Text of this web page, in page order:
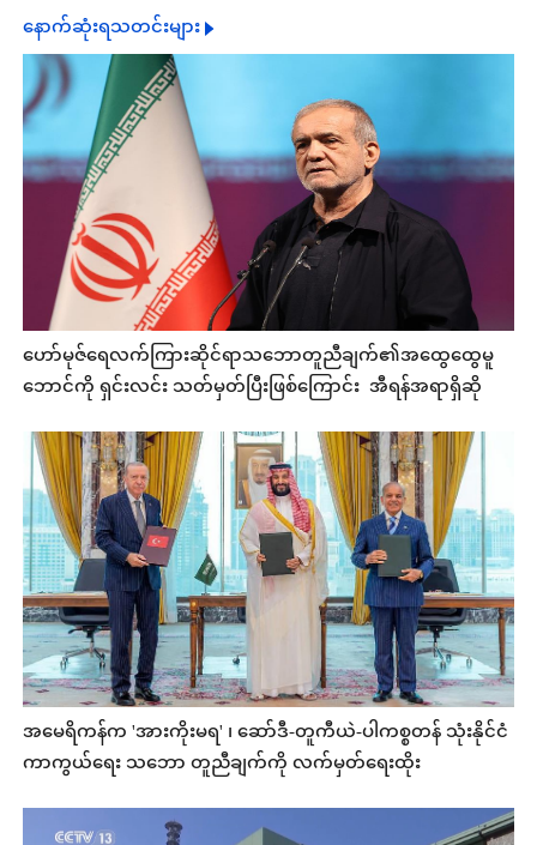
နောက်ဆုံးရသတင်းများ
ဟော်မုဇ်ရေလက်ကြားဆိုင်ရာသဘောတူညီချက်၏အထွေထွေမူ
ဘောင်ကို ရှင်းလင်း သတ်မှတ်ပြီးဖြစ်ကြောင်း အီရန်အရာရှိဆို
အမေရိကန်က 'အားကိုးမရ' ၊ ဆော်ဒီ-တူကီယဲ-ပါကစ္စတန် သုံးနိုင်ငံ
ကာကွယ်ရေး သဘော တူညီချက်ကို လက်မှတ်ရေးထိုး